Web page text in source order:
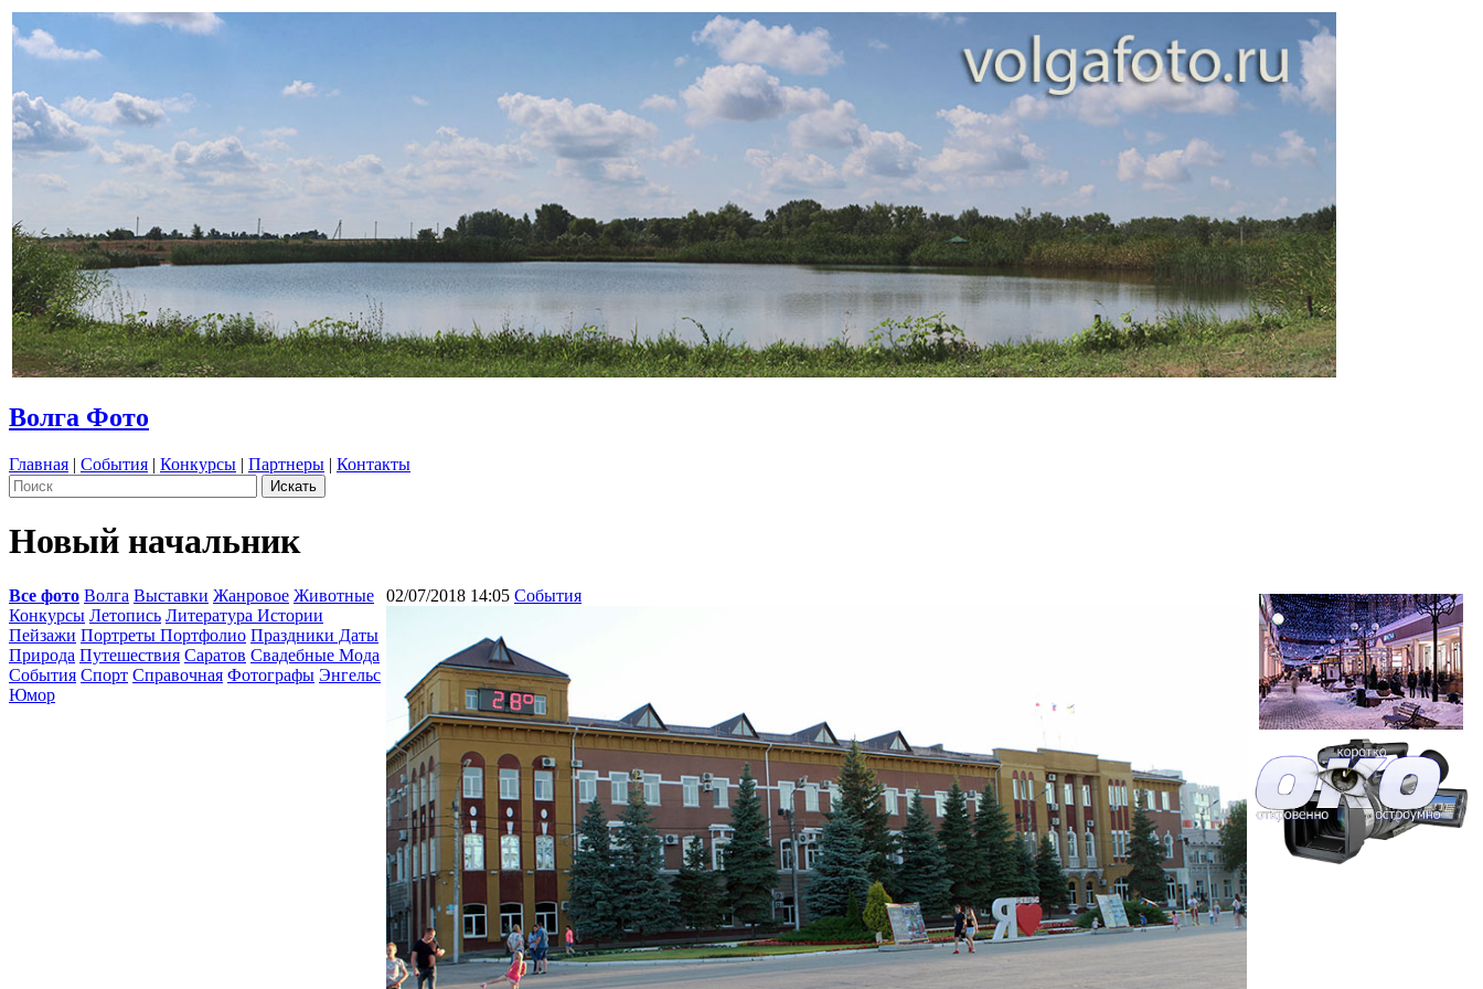
Волга Фото
Главная | События | Конкурсы | Партнеры | Контакты
Новый начальник
Все фото Волга Выставки Жанровое Животные
Конкурсы Летопись Литература Истории
Пейзажи Портреты Портфолио Праздники Даты
Природа Путешествия Саратов Свадебные Мода
События Спорт Справочная Фотографы Энгельс
Юмор
02/07/2018 14:05 События